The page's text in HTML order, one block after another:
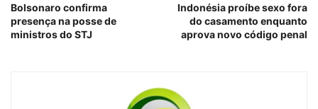
Bolsonaro confirma
presença na posse de
ministros do STJ
Indonésia proíbe sexo fora
do casamento enquanto
aprova novo código penal